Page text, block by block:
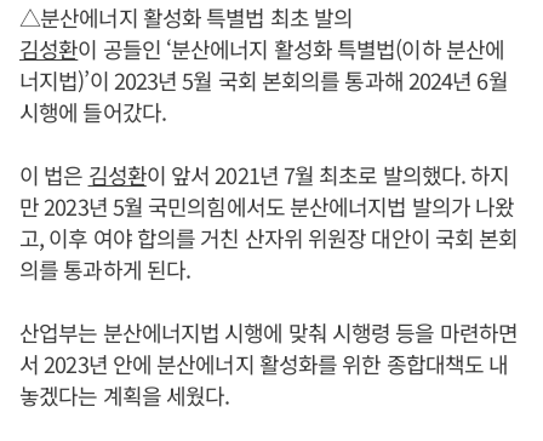
△분산에너지 활성화 특별법 최초 발의
김성환이 공들인 ‘분산에너지 활성화 특별법(이하 분산에
너지법)’이 2023년 5월 국회 본회의를 통과해 2024년 6월
시행에 들어갔다.
이 법은 김성환이 앞서 2021년 7월 최초로 발의했다. 하지
만 2023년 5월 국민의힘에서도 분산에너지법 발의가 나왔
고, 이후 여야 합의를 거친 산자위 위원장 대안이 국회 본회
의를 통과하게 된다.
산업부는 분산에너지법 시행에 맞춰 시행령 등을 마련하면
서 2023년 안에 분산에너지 활성화를 위한 종합대책도 내
놓겠다는 계획을 세웠다.